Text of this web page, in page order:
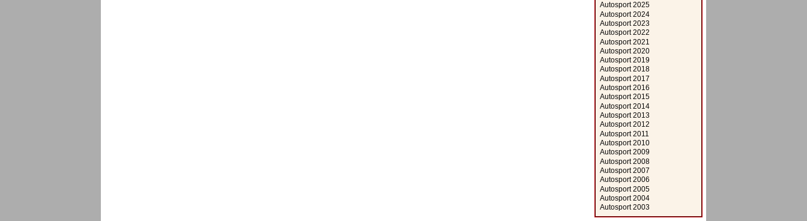
Autosport 2025
Autosport 2024
Autosport 2023
Autosport 2022
Autosport 2021
Autosport 2020
Autosport 2019
Autosport 2018
Autosport 2017
Autosport 2016
Autosport 2015
Autosport 2014
Autosport 2013
Autosport 2012
Autosport 2011
Autosport 2010
Autosport 2009
Autosport 2008
Autosport 2007
Autosport 2006
Autosport 2005
Autosport 2004
Autosport 2003